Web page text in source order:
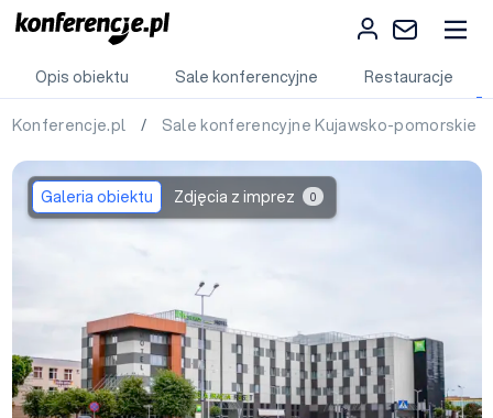
Opis obiektu Sale konferencyjne Restauracje
Konferencje.pl / Sale konferencyjne Kujawsko-pomorskie
Galeria obiektu Zdjęcia z imprez 0